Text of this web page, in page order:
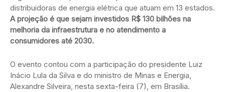
distribuidoras de energia elétrica que atuam em 13 estados.
A projeção é que sejam investidos R$ 130 bilhões na
melhoria da infraestrutura e no atendimento a
consumidores até 2030.
O evento contou com a participação do presidente Luiz
Inácio Lula da Silva e do ministro de Minas e Energia,
Alexandre Silveira, nesta sexta-feira (7), em Brasília.